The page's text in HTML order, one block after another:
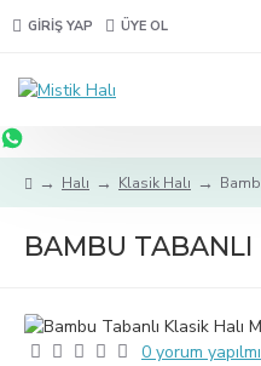
GIRIŞ YAP ÜYE OL
Halı Klasik Halı
BAMBU
0 yorum